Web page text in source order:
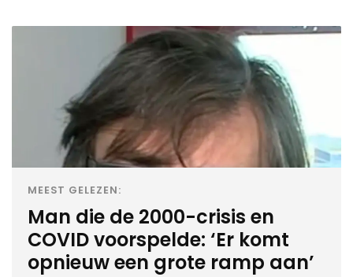
MEEST GELEZEN:
Man die de 2000-crisis en
COVID voorspelde: ‘Er komt
opnieuw een grote ramp aan’